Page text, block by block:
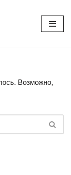
Возможно,